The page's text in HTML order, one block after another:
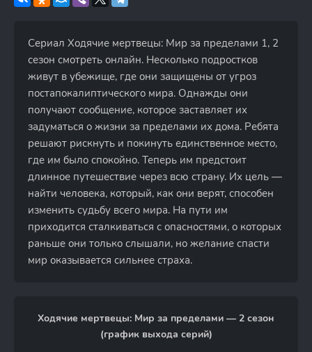
Сериал Ходячие мертвецы: Мир за пределами 1, 2
сезон смотреть онлайн. Несколько подростков
живут в убежище, где они защищены от угроз
постапокалиптического мира. Однажды они
получают сообщение, которое заставляет их
задуматься о жизни за пределами их дома. Ребята
решают рискнуть и покинуть единственное место,
где им было спокойно. Теперь им предстоит
длинное путешествие через всю страну. Их цель —
найти человека, который, как они верят, способен
изменить судьбу всего мира. На пути им
приходится сталкиваться с опасностями, о которых
раньше они только слышали, но желание спасти
мир оказывается сильнее страха.
Ходячие мертвецы: Мир за пределами — 2 сезон
(график выхода серий)